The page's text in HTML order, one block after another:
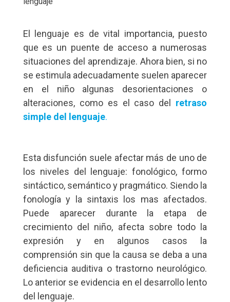
El lenguaje es de vital importancia, puesto
que es un puente de acceso a numerosas
situaciones del aprendizaje. Ahora bien, si no
se estimula adecuadamente suelen aparecer
en el niño algunas desorientaciones o
alteraciones, como es el caso del retraso
simple del lenguaje.
Esta disfunción suele afectar más de uno de
los niveles del lenguaje: fonológico, formo
sintáctico, semántico y pragmático. Siendo la
fonología y la sintaxis los mas afectados.
Puede aparecer durante la etapa de
crecimiento del niño, afecta sobre todo la
expresión y en algunos casos la
comprensión sin que la causa se deba a una
deficiencia auditiva o trastorno neurológico.
Lo anterior se evidencia en el desarrollo lento
del lenguaje.